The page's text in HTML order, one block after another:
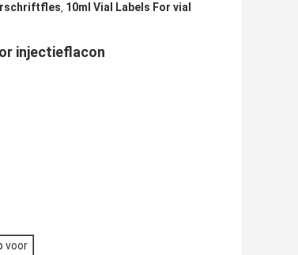
, 10ml Vial Labels For vial
injectieflacon
voor